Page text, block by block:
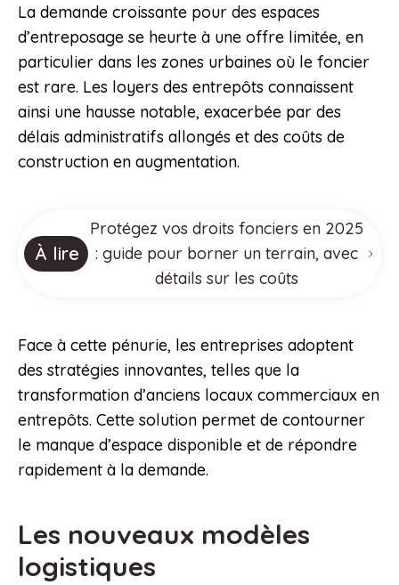
La demande croissante pour des espaces
d’entreposage se heurte à une offre limitée, en
particulier dans les zones urbaines où le foncier
est rare. Les loyers des entrepôts connaissent
ainsi une hausse notable, exacerbée par des
délais administratifs allongés et des coûts de
construction en augmentation.
À lire
Protégez vos droits fonciers en 2025
: guide pour borner un terrain, avec
détails sur les coûts
Face à cette pénurie, les entreprises adoptent
des stratégies innovantes, telles que la
transformation d’anciens locaux commerciaux en
entrepôts. Cette solution permet de contourner
le manque d’espace disponible et de répondre
rapidement à la demande.
Les nouveaux modèles
logistiques